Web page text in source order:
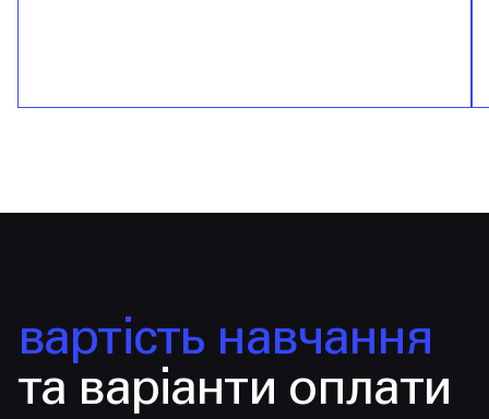
вартість навчання
та варіанти оплати